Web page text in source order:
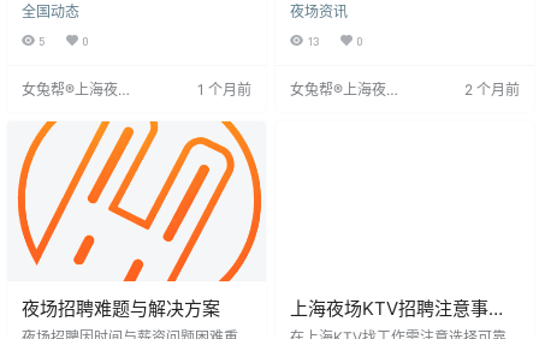
象气质佳，注重时尚。薪资日结，1
5-20元起，月收入上不封顶，提供
机票报销和优美宿舍。工作无任务
越。上班时间灵活，无需穿工服，
个人标准正相关，日薪可达1300-1
500元，竞争小，工作轻松，
全国动态
5 0
女兔帮®上海夜场
1 个月前
五官端正。提供日结薪资、包住、
报销交通费，工作19:40至零点，每
周休2天，每月10天假期，无经验可
无会，安全合法。公司免费培训，
夜场资讯
13 0
女兔帮®上海夜场
2 个月前
夜场招聘难题与解决方案
上海夜场KTV招聘注意事项
及工作体验